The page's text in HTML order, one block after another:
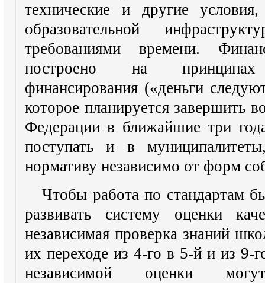
технические и другие
образовательной
требованиями времени.
построено на принципах
финансирования («деньги
которое планируется завершить
Федерации в ближайшие три
поступать и в
нормативу независимо от форм
Чтобы работа по стандартам
развивать систему оценки
независимая проверка знаний
их переходе из 4-го в 5-й и из
независимой оценки